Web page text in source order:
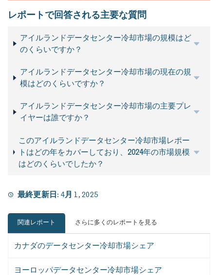
レポートで回答される主要な質問
アイルランドデータセンター冷却市場の規模はど
のくらいですか？
アイルランドデータセンター冷却市場の現在の規
模はどのくらいですか？
アイルランドデータセンター冷却市場の主要プレ
イヤーは誰ですか？
このアイルランドデータセンター冷却市場レポー
トはどの年をカバーしており、2024年の市場規模
はどのくらいでしたか？
最終更新日: 4月 1, 2025
関連レポート さらに多くのレポートを見る
カナダのデータセンター冷却市場シェア
ヨーロッパデータセンター冷却市場シェア